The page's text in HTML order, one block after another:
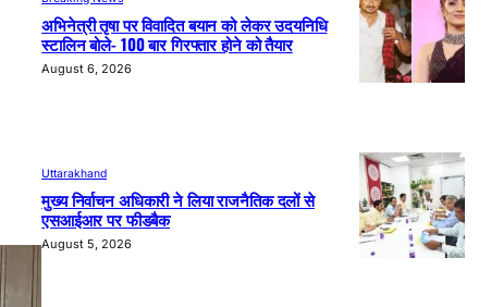
अभिनेत्री तृषा पर विवादित बयान को लेकर उदयनिधि
स्टालिन बोले- 100 बार गिरफ्तार होने को तैयार
August 6, 2026
Uttarakhand
मुख्य निर्वाचन अधिकारी ने लिया राजनैतिक दलों से
एसआईआर पर फीडबैक
August 5, 2026